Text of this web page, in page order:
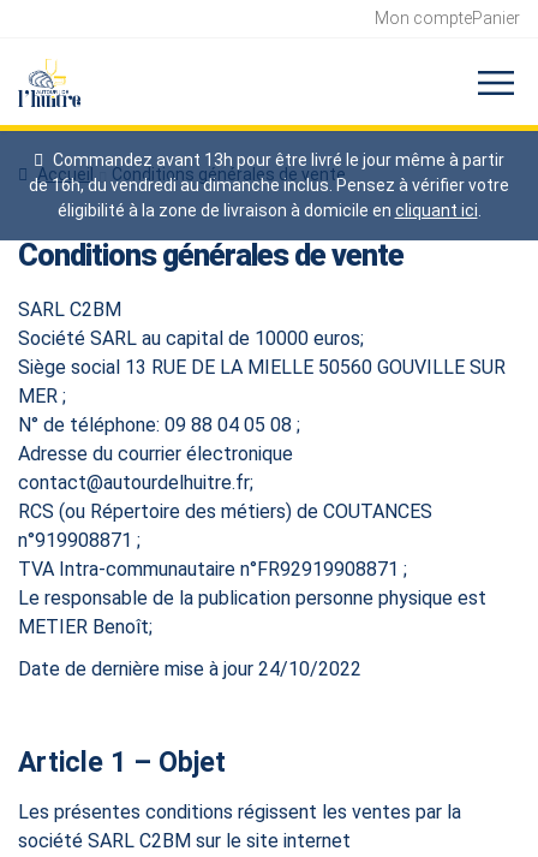
Commandez avant 13h pour être livré le jour même à partir
de 16h, du vendredi au dimanche inclus. Pensez à vérifier votre
éligibilité à la zone de livraison à domicile en cliquant ici
Mon comptePanier
Accueil Conditions générales de vente
Conditions générales de vente
SARL C2BM
Société SARL au capital de 10000 euros;
Siège social 13 RUE DE LA MIELLE 50560 GOUVILLE SUR
MER ;
N° de téléphone: 09 88 04 05 08 ;
Adresse du courrier électronique
contact@autourdelhuitre.fr;
RCS (ou Répertoire des métiers) de COUTANCES
n°919908871 ;
TVA Intra-communautaire n°FR92919908871 ;
Le responsable de la publication personne physique est
METIER Benoît;
Date de dernière mise à jour 24/10/2022
Article 1 – Objet
Les présentes conditions régissent les ventes par la
société SARL C2BM sur le site internet